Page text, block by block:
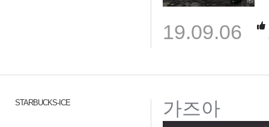
19.09.06
STARBUCKS-ICE 가즈아